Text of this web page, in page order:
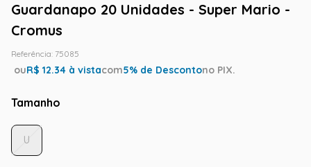
Guardanapo 20 Unidades - Super Mario -
Cromus
Referência: 75085
ouR$ 12.34 à vistacom5% de Descontono PIX.
Tamanho
U